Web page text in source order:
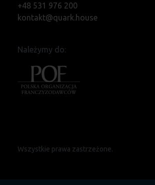
+48 531 976 200
kontakt@quark.house
Należymy do:
Wszystkie prawa zastrzeżone.